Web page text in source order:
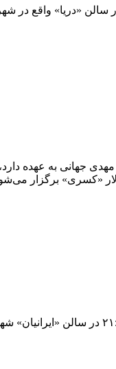
عقیلی خواننده موسیقی ایرانی قرار